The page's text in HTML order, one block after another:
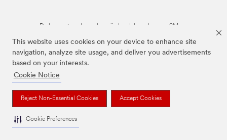
This website uses cookies on your device to enhance site
navigation, analyze site usage, and deliver you advertisements
based on your interests.
Cookie Notice
Reject Non-Essential Cookies Accept Cookies
Cookie Preferences
De bovenstaande merken zijn handelsmerken van 3M.we